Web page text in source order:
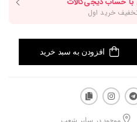
افزودن به سبد خرید
موجود در سایر شعب